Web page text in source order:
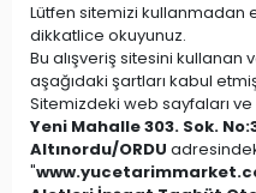
Lütfen sitemizi kullanmadan
dikkatlice okuyunuz.
Bu alışveriş sitesini kullanan
aşağıdaki şartları kabul
Sitemizdeki web sayfaları
Yeni Mahalle 303. Sok.
Altınordu/ORDU
"